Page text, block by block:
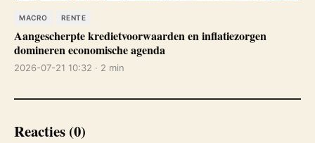
MACRO RENTE
Aangescherpte kredietvoorwaarden en inflatiezorgen
domineren economische agenda
2026-07-21 10:32 · 2 min
Reacties (0)